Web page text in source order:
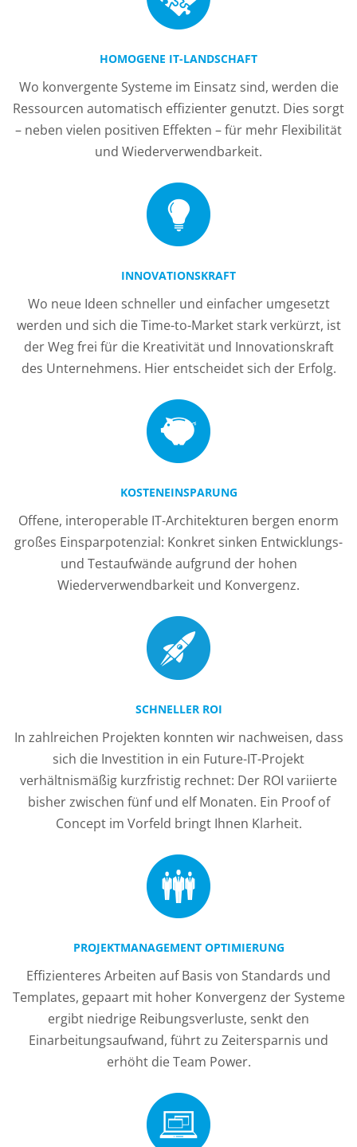
HOMOGENE IT-LANDSCHAFT
Wo konvergente Systeme im Einsatz sind, werden die
Ressourcen automatisch effizienter genutzt. Dies sorgt
– neben vielen positiven Effekten – für mehr Flexibilität
und Wiederverwendbarkeit.
INNOVATIONSKRAFT
Wo neue Ideen schneller und einfacher umgesetzt
werden und sich die Time-to-Market stark verkürzt, ist
der Weg frei für die Kreativität und Innovationskraft
des Unternehmens. Hier entscheidet sich der Erfolg.
KOSTENEINSPARUNG
Offene, interoperable IT-Architekturen bergen enorm
großes Einsparpotenzial: Konkret sinken Entwicklungs-
und Testaufwände aufgrund der hohen
Wiederverwendbarkeit und Konvergenz.
SCHNELLER ROI
In zahlreichen Projekten konnten wir nachweisen, dass
sich die Investition in ein Future-IT-Projekt
verhältnismäßig kurzfristig rechnet: Der ROI variierte
bisher zwischen fünf und elf Monaten. Ein Proof of
Concept im Vorfeld bringt Ihnen Klarheit.
PROJEKTMANAGEMENT OPTIMIERUNG
Effizienteres Arbeiten auf Basis von Standards und
Templates, gepaart mit hoher Konvergenz der Systeme
ergibt niedrige Reibungsverluste, senkt den
Einarbeitungsaufwand, führt zu Zeitersparnis und
erhöht die Team Power.